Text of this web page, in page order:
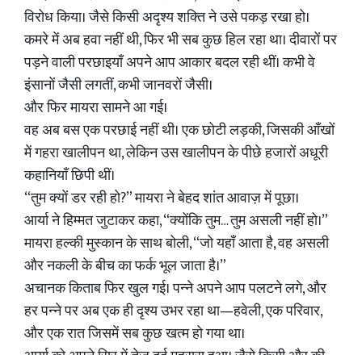
विरोध किया। जैसे किसी अदृश्य शक्ति ने उसे पकड़ रखा हो।
कमरे में अब हवा नहीं थी, फिर भी सब कुछ हिल रहा था। दीवारों पर
पड़ने वाली परछाइयाँ अपने आप आकार बदल रही थीं। कभी वे
इंसानों जैसी लगतीं, कभी जानवरों जैसी।
और फिर मायरा सामने आ गई।
वह अब बस एक परछाई नहीं थी। एक छोटी लड़की, जिसकी आँखों
में गहरा खालीपन था, लेकिन उस खालीपन के पीछे हजारों अधूरी
कहानियाँ छिपी थीं।
“तुम क्यों डर रही हो?” मायरा ने बेहद शांत आवाज़ में पूछा।
आर्या ने हिम्मत जुटाकर कहा, “क्योंकि तुम… तुम असली नहीं हो।”
मायरा हल्की मुस्कान के साथ बोली, “जो यहाँ आता है, वह असली
और नकली के बीच का फर्क भूल जाता है।”
अचानक किताब फिर खुल गई। पन्ने अपने आप पलटने लगे, और
हर पन्ने पर अब एक ही दृश्य उभर रहा था—हवेली, एक परिवार,
और एक रात जिसमें सब कुछ खत्म हो गया था।